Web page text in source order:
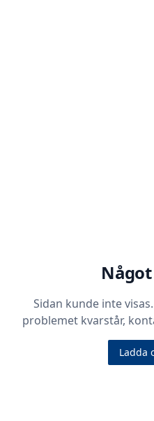
Sidan kunde inte
problemet kvarstår,
Ladda